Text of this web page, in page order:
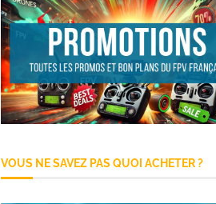
VOUS NE SAVEZ PAS QUOI ACHETER ?